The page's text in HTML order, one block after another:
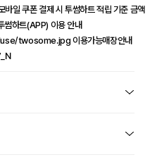
바일 쿠폰 결제 시 투썸하트 적립 기준 금액
하트(APP) 이용 안내
twosome.jpg 이용가능매장안내